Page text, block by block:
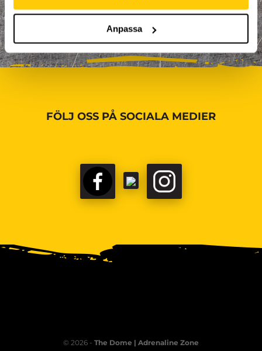
Anpassa
FÖLJ OSS PÅ SOCIALA MEDIER
© 2026 - The Dome | Adrenaline Zone